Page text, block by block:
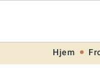
Hjem